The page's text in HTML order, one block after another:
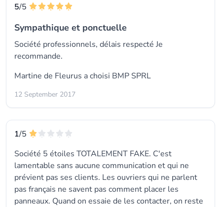
5/5
Sympathique et ponctuelle
Société professionnels, délais respecté Je
recommande.
Martine de Fleurus a choisi BMP SPRL
12 September 2017
1/5
Société 5 étoiles TOTALEMENT FAKE. C'est
lamentable sans aucune communication et qui ne
prévient pas ses clients. Les ouvriers qui ne parlent
pas français ne savent pas comment placer les
panneaux. Quand on essaie de les contacter, on reste